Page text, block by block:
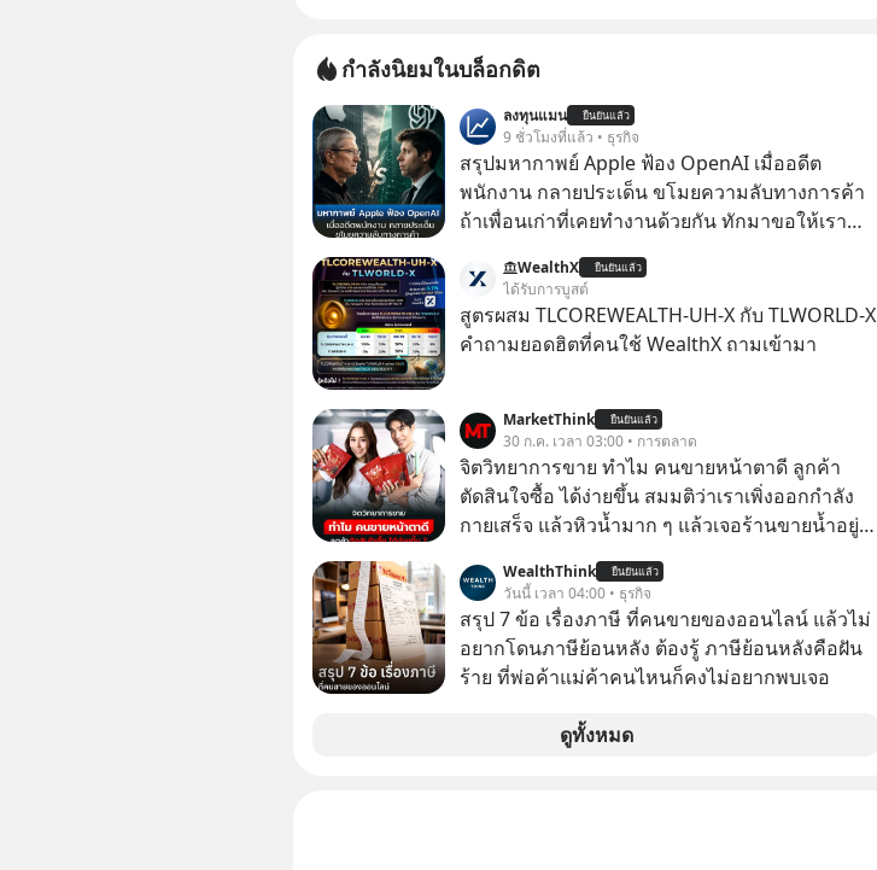
กำลังนิยมในบล็อกดิต
ลงทุนแมน ยืนยันแล้ว
9 ชั่วโมงที่แล้ว • ธุรกิจ
สรุปมหากาพย์ Apple ฟ้อง OpenAI เมื่ออดีต
พนักงาน กลายประเด็น ขโมยความลับทางการค้า
ถ้าเพื่อนเก่าที่เคยทำงานด้วยกัน ทักมาขอให้เรา
เดียวกันWealthX ยืนยันแล้ว
ได้รับการบูสต์
สูตรผสม TLCOREWEALTH-UH-X กับ TLWORLD-X
คำถามยอดฮิตที่คนใช้ WealthX ถามเข้ามา
MarketThink ยืนยันแล้ว
30 ก.ค. เวลา 03:00 • การตลาด
จิตวิทยาการขาย ทำไม คนขายหน้าตาดี ลูกค้า
ตัดสินใจซื้อ ได้ง่ายขึ้น สมมติว่าเราเพิ่งออกกำลัง
กายเสร็จ แล้วหิวน้ำมาก ๆ แล้วเจอร้านขายน้ำอยู่
WealthThink ยืนยันแล้ว
วันนี้ เวลา 04:00 • ธุรกิจ
สรุป 7 ข้อ เรื่องภาษี ที่คนขายของออนไลน์ แล้วไม่
อยากโดนภาษีย้อนหลัง ต้องรู้ ภาษีย้อนหลังคือฝัน
ร้าย ที่พ่อค้าแม่ค้าคนไหนก็คงไม่อยากพบเจอ
ดูทั้งหมด